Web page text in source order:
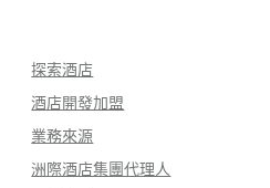
探索酒店
酒店開發加盟
業務來源
洲際酒店集團代理人